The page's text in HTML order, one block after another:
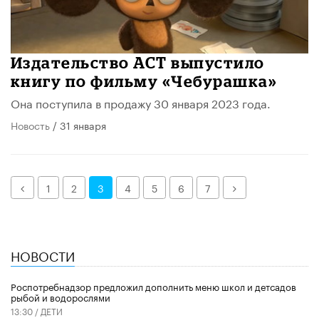
Издательство АСТ выпустило
книгу по фильму «Чебурашка»
Она поступила в продажу 30 января 2023 года.
Новость / 31 января
Назад1 2 3 4 5 6 7 Далее
НОВОСТИ
Роспотребнадзор предложил дополнить меню школ и детсадов
рыбой и водорослями
13:30 / ДЕТИ